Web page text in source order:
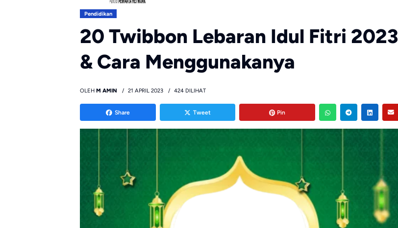
Pendidikan
20 Twibbon Lebaran Idul Fitri 2023
& Cara Menggunakanya
OLEH M AMIN 21 APRIL 2023 424 DILIHAT
Share Tweet Pin